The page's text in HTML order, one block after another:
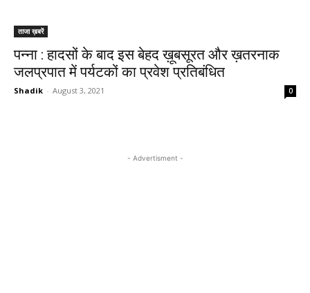
ताजा ख़बरें
पन्ना : हादसों के बाद इस बेहद ख़ूबसूरत और ख़तरनाक
जलप्रपात में पर्यटकों का प्रवेश प्रतिबंधित
Shadik - August 3, 2021 0
- Advertisment -